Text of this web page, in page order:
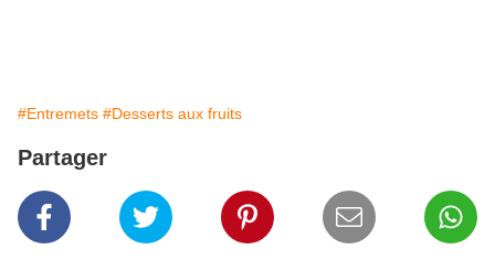
#Entremets #Desserts aux fruits
Partager